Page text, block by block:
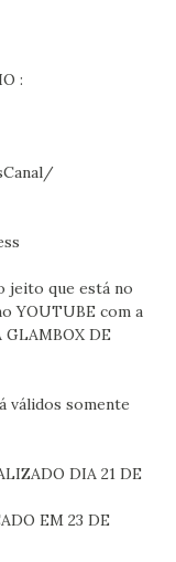
:
que está no
YOUTUBE com a
GLAMBOX DE
somente
DIA 21 DE
EM 23 DE